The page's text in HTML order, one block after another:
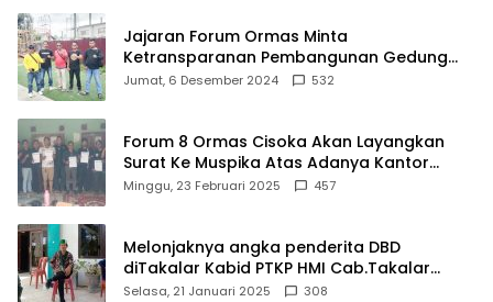
Jajaran Forum Ormas Minta
Ketransparanan Pembangunan Gedung
Damkar Di Kecamatan Cisoka
Jumat, 6 Desember 2024 532
Forum 8 Ormas Cisoka Akan Layangkan
Surat Ke Muspika Atas Adanya Kantor
Matel di Cisoka
Minggu, 23 Februari 2025 457
Melonjaknya angka penderita DBD
diTakalar Kabid PTKP HMI Cab.Takalar
angkat bicara
Selasa, 21 Januari 2025 308